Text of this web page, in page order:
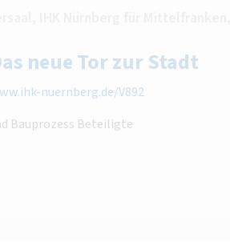
neue Tor zur Stadt
nuernberg.de/V892
Bauprozess Beteiligte